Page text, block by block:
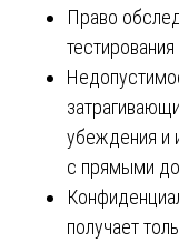
Право
убеждения и
с прямыми
получает